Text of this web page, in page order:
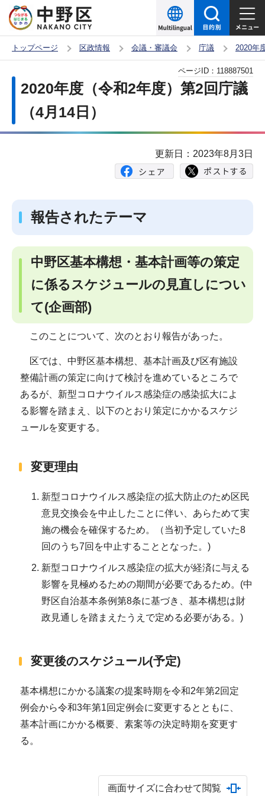
の
ー
トップページ 区政情報 会議・審議会 庁議 2020年
か
2020年度（令和2年度）第2回庁議
（4月14日）
ページID： 118887501
更新日：2023年8月3日
報告されたテーマ
中野区基本構想・基本計画等の策定
に係るスケジュールの見直しについ
て(企画部)
このことについて、次のとおり報告があった。
区では、中野区基本構想、基本計画及び区有施設
整備計画の策定に向けて検討を進めているところで
あるが、新型コロナウイルス感染症の感染拡大によ
る影響を踏まえ、以下のとおり策定にかかるスケジ
ュールを変更する。
変更理由
新型コロナウイルス感染症の拡大防止のため区民
意見交換会を中止したことに伴い、あらためて実
施の機会を確保するため。（当初予定していた8
回のうち7回を中止することとなった。)
新型コロナウイルス感染症の拡大が経済に与える
影響を見極めるための期間が必要であるため。(中
野区自治基本条例第8条に基づき、基本構想は財
政見通しを踏まえたうえで定める必要がある。)
変更後のスケジュール(予定)
基本構想にかかる議案の提案時期を令和2年第2回定
例会から令和3年第1回定例会に変更するとともに、
基本計画にかかる概要、素案等の決定時期を変更す
る。
画面サイズに合わせて閲覧